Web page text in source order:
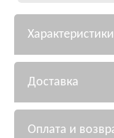
Характеристики
Доставка
Оплата и